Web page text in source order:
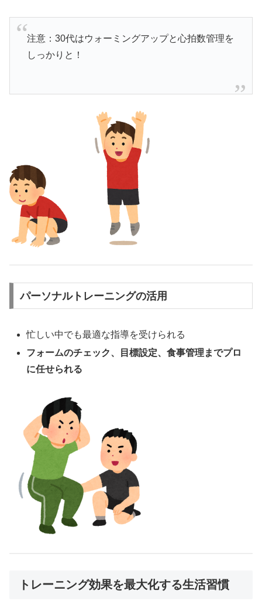
注意：30代はウォーミングアップと心拍数管理を
しっかりと！
パーソナルトレーニングの活用
忙しい中でも最適な指導を受けられる
フォームのチェック、目標設定、食事管理までプロ
に任せられる
トレーニング効果を最大化する生活習慣